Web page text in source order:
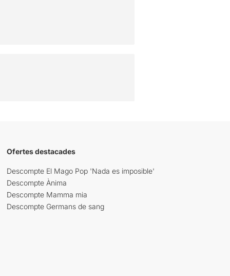
Ofertes destacades
Descompte El Mago Pop 'Nada es imposible'
Descompte Ànima
Descompte Mamma mia
Descompte Germans de sang